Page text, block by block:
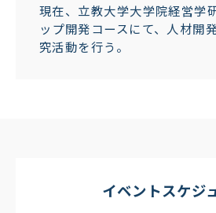
現在、立教大学大学院経営学
ップ開発コースにて、人材開
究活動を行う。​
イベントスケジ